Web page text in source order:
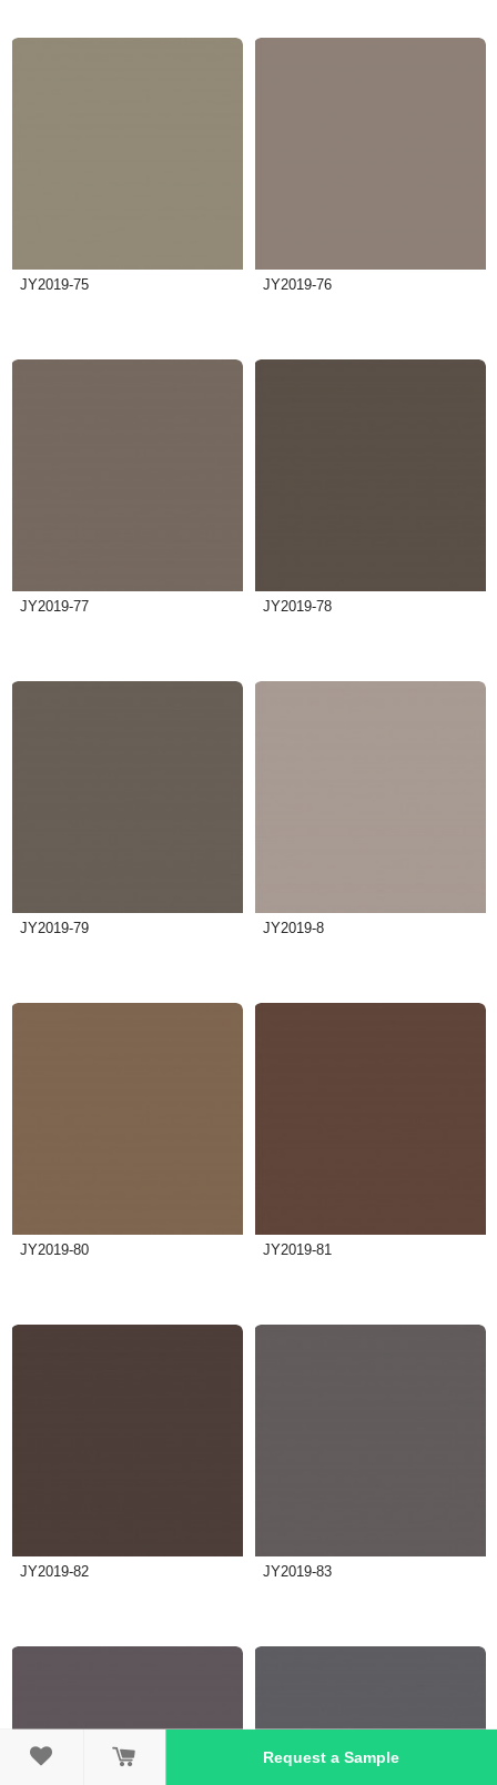
 Request a Sample
JY2019-75 JY2019-76
JY2019-77 JY2019-78
JY2019-79 JY2019-8
JY2019-80 JY2019-81
JY2019-82 JY2019-83